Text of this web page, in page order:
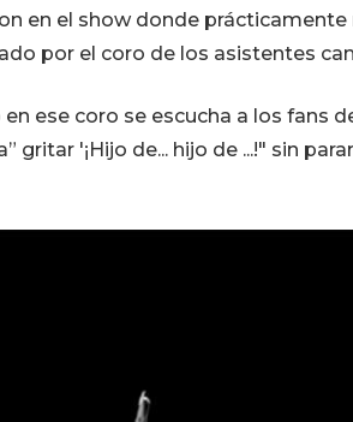
en el show donde
por el coro de los asistentes
en ese coro se escucha a los fans
gritar '¡Hijo de... hijo de ...!" sin